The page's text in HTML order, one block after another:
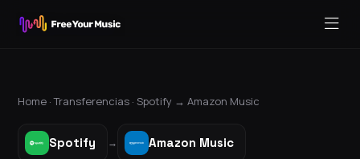
Home ·Transferencias · Spotify → Amazon Music
Spotify → Amazon Music